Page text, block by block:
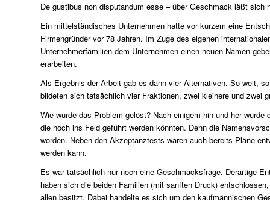
De gustibus non disputandum esse – über Geschmack läßt sich
Ein mittelständisches Unternehmen hatte vor kurzem eine
Firmengründer vor 78 Jahren. Im Zuge des eigenen
Unternehmerfamilien dem Unternehmen einen neuen Namen
erarbeiten.
Als Ergebnis der Arbeit gab es dann vier Alternativen. So weit,
bildeten sich tatsächlich vier Fraktionen, zwei kleinere und zwei
Wie wurde das Problem gelöst? Nach einigem hin und her
die noch ins Feld geführt werden könnten. Denn die
worden. Neben den Akzeptanztests waren auch bereits Pläne
werden kann.
Es war tatsächlich nur noch eine Geschmacksfrage. Derartige
haben sich die beiden Familien (mit sanften Druck)
allen besitzt. Dabei handelte es sich um den kaufmännischen